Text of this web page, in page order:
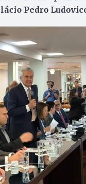
Pedro